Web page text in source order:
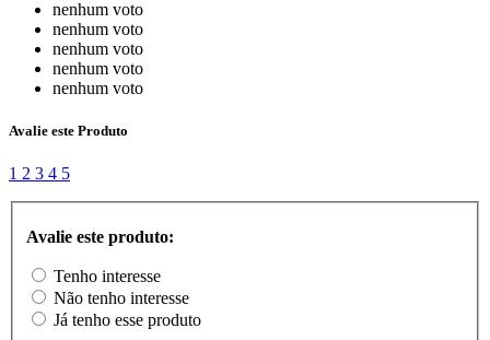
nenhum voto
nenhum voto
nenhum voto
nenhum voto
nenhum voto
Avalie este Produto
1 2 3 4 5
Avalie este produto:
Tenho interesse
Não tenho interesse
Já tenho esse produto